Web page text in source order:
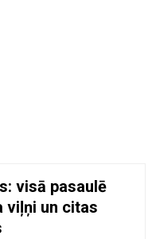
visā pasaulē
viļņi un citas